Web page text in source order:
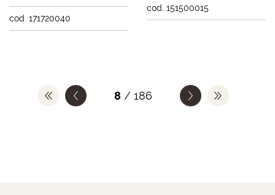
cod. 171720040
cod. 151500015
8 / 186